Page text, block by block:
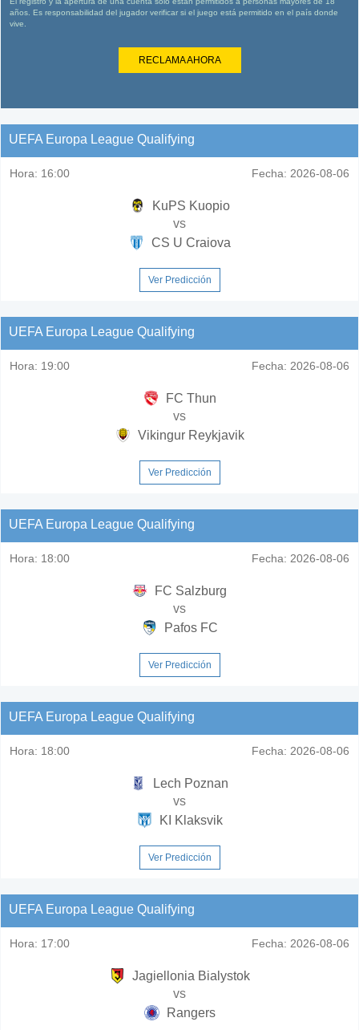
años. Es responsabilidad del jugador verificar si el juego está permitido en el país donde
vive.
RECLAMA AHORA
UEFA Europa League Qualifying
Hora: 16:00 Fecha: 2026-08-06
KuPS Kuopio
vs
CS U Craiova
Ver Predicción
UEFA Europa League Qualifying
Hora: 19:00 Fecha: 2026-08-06
FC Thun
vs
Vikingur Reykjavik
Ver Predicción
UEFA Europa League Qualifying
Hora: 18:00 Fecha: 2026-08-06
FC Salzburg
vs
Pafos FC
Ver Predicción
UEFA Europa League Qualifying
Hora: 18:00 Fecha: 2026-08-06
Lech Poznan
vs
KI Klaksvik
Ver Predicción
UEFA Europa League Qualifying
Hora: 17:00 Fecha: 2026-08-06
Jagiellonia Bialystok
vs
Rangers